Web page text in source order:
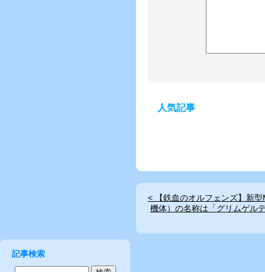
人気記事
< 【鉄血のオルフェンズ】新
機体）の名称は「グリムゲル
記事検索